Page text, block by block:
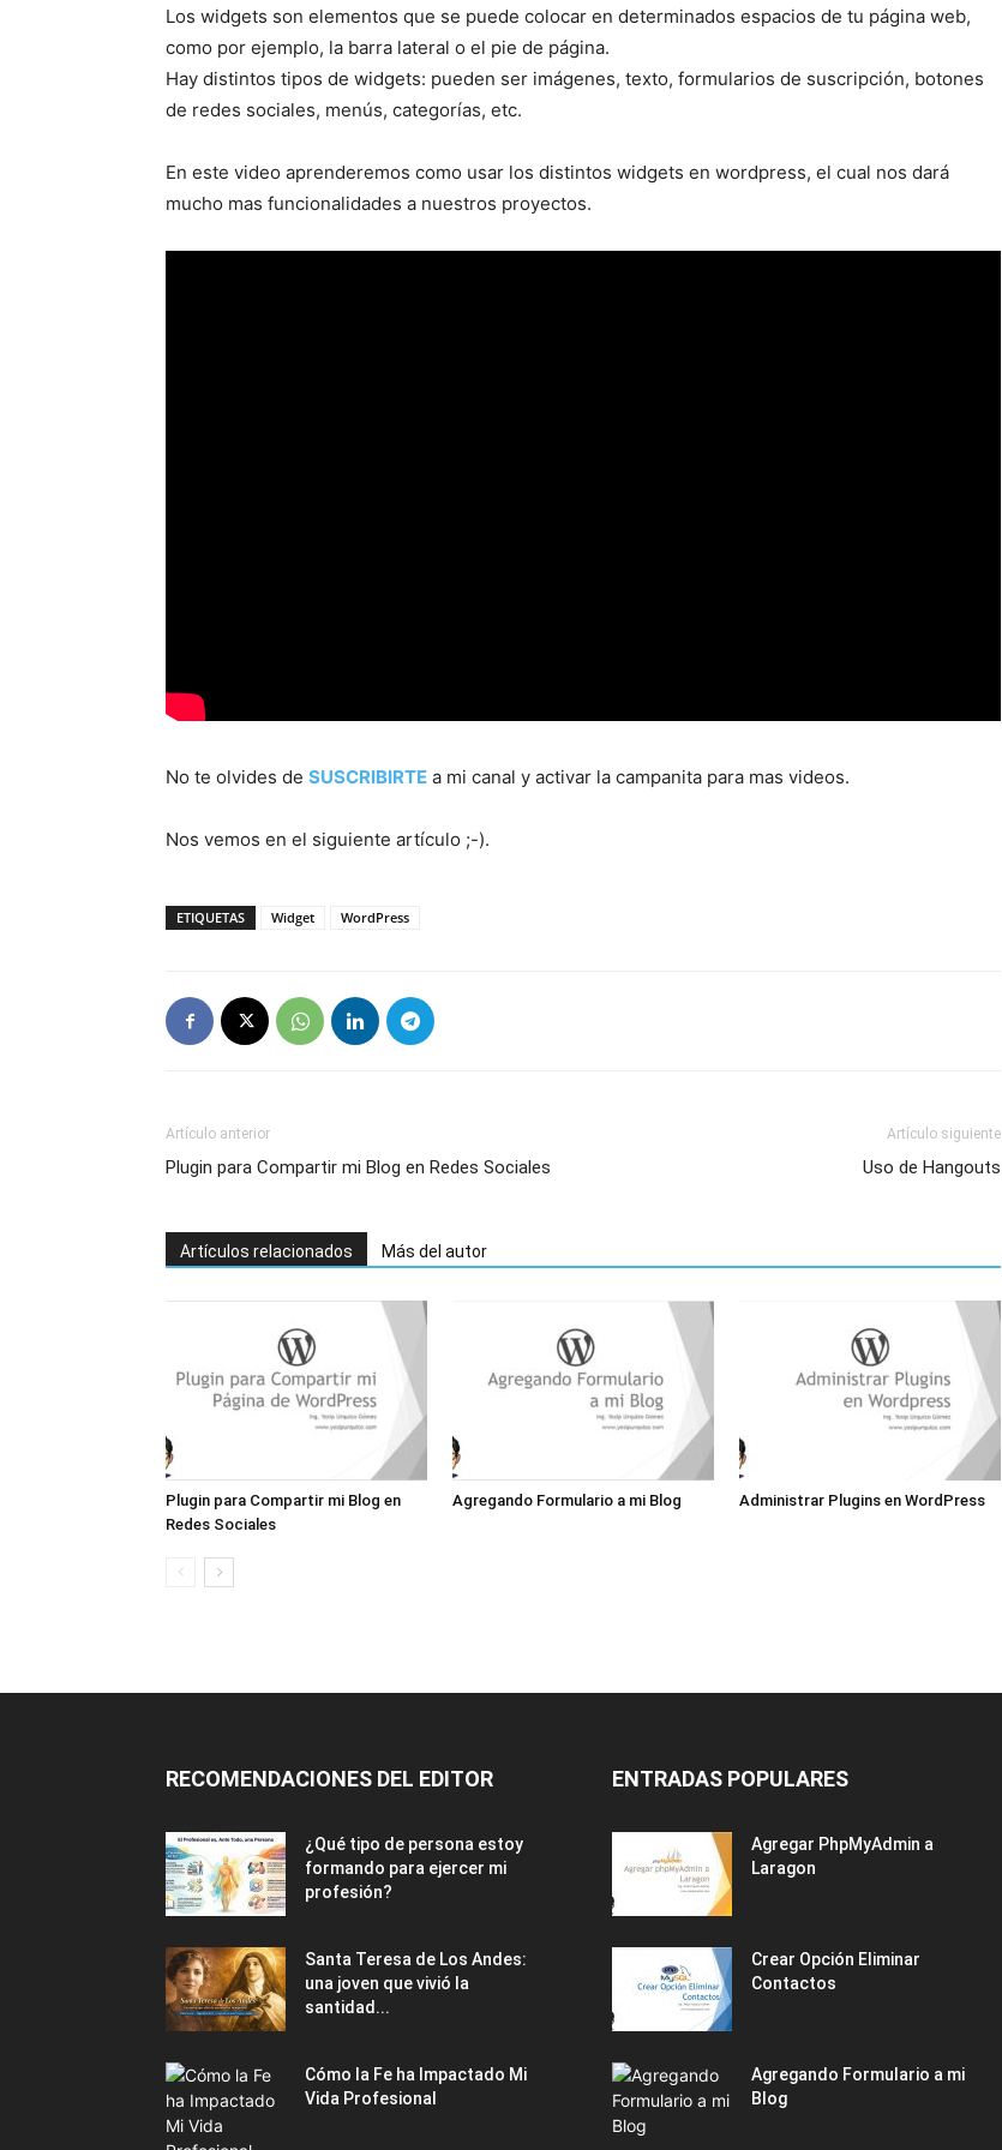
Los widgets son elementos que se puede colocar en determinados espacios de tu página web,
como por ejemplo, la barra lateral o el pie de página.
Hay distintos tipos de widgets: pueden ser imágenes, texto, formularios de suscripción, botones
de redes sociales, menús, categorías, etc.
En este video aprenderemos como usar los distintos widgets en wordpress, el cual nos dará
mucho mas funcionalidades a nuestros proyectos.
No te olvides de SUSCRIBIRTE a mi canal y activar la campanita para mas videos.
Nos vemos en el siguiente artículo ;-).
ETIQUETAS Widget WordPress
Artículo anterior
Plugin para Compartir mi Blog en Redes Sociales
Artículo siguiente
Uso de Hangouts
Artículos relacionados Más del autor
Plugin para Compartir mi Blog en
Redes Sociales
Agregando Formulario a mi Blog Administrar Plugins en WordPress
RECOMENDACIONES DEL EDITOR
¿Qué tipo de persona estoy
formando para ejercer mi
profesión?
Santa Teresa de Los Andes:
una joven que vivió la
santidad...
Cómo la Fe ha Impactado Mi
Vida Profesional
ENTRADAS POPULARES
Agregar PhpMyAdmin a
Laragon
Crear Opción Eliminar
Contactos
Agregando Formulario a mi
Blog